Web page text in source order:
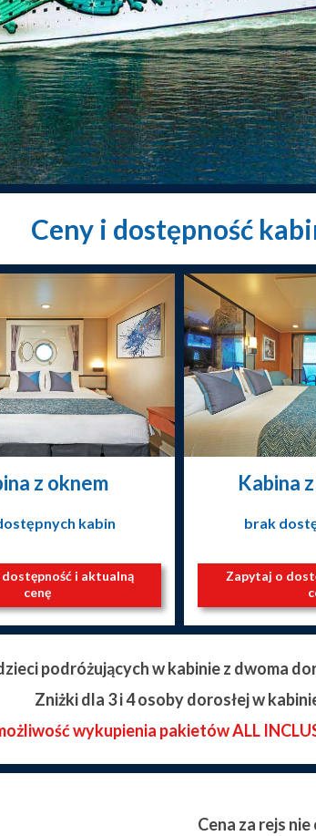
Ceny i dostępność
z oknem
kabin
i aktualną
cenę
Kabina
brak
Zapytaj o
podróżujących w kabinie z dwoma
Zniżki dla 3 i 4 osoby dorosłej w
wykupienia pakietów ALL
Cena za rejs